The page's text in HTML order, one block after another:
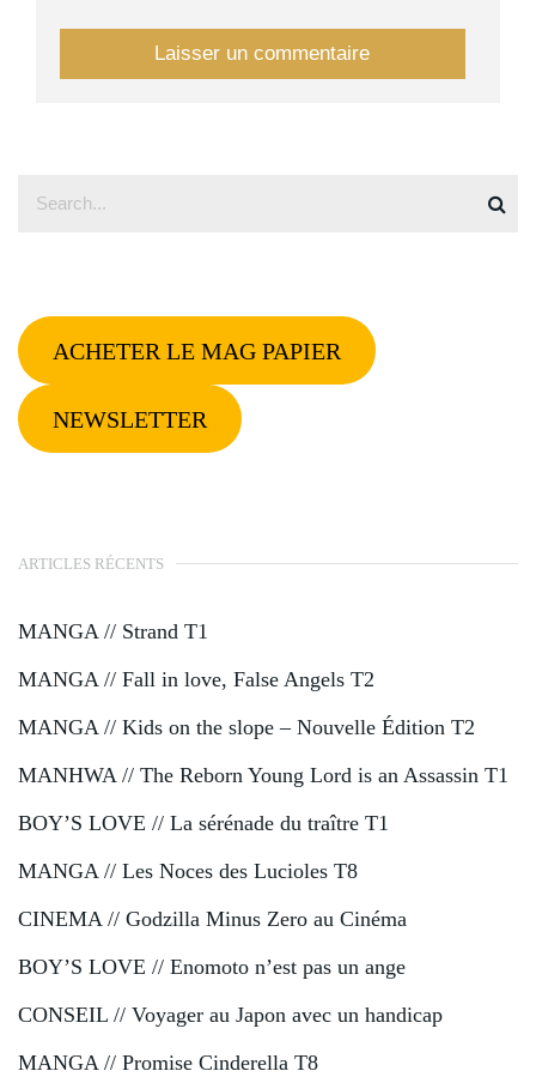
ACHETER LE MAG PAPIER
NEWSLETTER
ARTICLES RÉCENTS
MANGA // Strand T1
MANGA // Fall in love, False Angels T2
MANGA // Kids on the slope – Nouvelle Édition T2
MANHWA // The Reborn Young Lord is an Assassin T1
BOY’S LOVE // La sérénade du traître T1
MANGA // Les Noces des Lucioles T8
CINEMA // Godzilla Minus Zero au Cinéma
BOY’S LOVE // Enomoto n’est pas un ange
CONSEIL // Voyager au Japon avec un handicap
MANGA // Promise Cinderella T8